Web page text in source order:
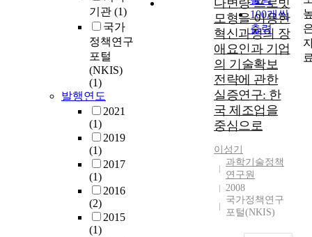
기관 (1)
국가
정책연구
포털
(NKIS)
(1)
발행연도
2021
(1)
2019
(1)
2017
(1)
2016
(2)
2015
(1)
100개씩
출력
다변량 프로빗
모형을 이용한
혁신과정의 장
애요인과 기업
의 기술확보
전략에 관한
실증연구: 한
국 제조업을
중심으로
이성기
과학기술정책
연구원
2008
국가정책연구
포털(NKIS)